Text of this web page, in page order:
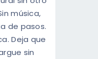
música,
de pasos.
Deja que
sin